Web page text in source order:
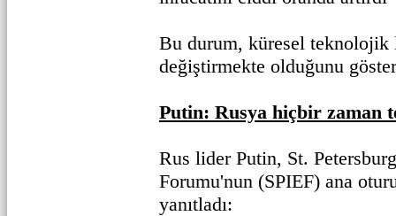
Bu durum, küresel
değiştirmekte olduğunu
Putin: Rusya hiçbir zaman
Rus lider Putin, St.
Forumu'nun (SPIEF) ana
yanıtladı: